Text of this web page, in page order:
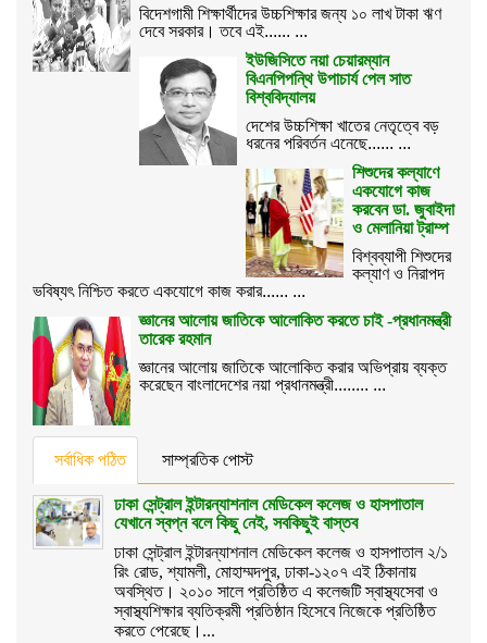
বিদেশগামী শিক্ষার্থীদের উচ্চশিক্ষার জন্য ১০ লাখ টাকা ঋণ
দেবে সরকার। তবে এই...... ...
ইউজিসিতে নয়া চেয়ারম্যান
বিএনপিপন্থি উপাচার্য পেল সাত
বিশ্ববিদ্যালয়
দেশের উচ্চশিক্ষা খাতের নেতৃত্বে বড়
ধরনের পরিবর্তন এনেছে...... ...
শিশুদের কল্যাণে
একযোগে কাজ
করবেন ডা. জুবাইদা
ও মেলানিয়া ট্রাম্প
বিশ্বব্যাপী শিশুদের
কল্যাণ ও নিরাপদ
ভবিষ্যৎ নিশ্চিত করতে একযোগে কাজ করার...... ...
জ্ঞানের আলোয় জাতিকে আলোকিত করতে চাই -প্রধানমন্ত্রী
তারেক রহমান
জ্ঞানের আলোয় জাতিকে আলোকিত করার অভিপ্রায় ব্যক্ত
করেছেন বাংলাদেশের নয়া প্রধানমন্ত্রী........ ...
সর্বাধিক পঠিত সাম্প্রতিক পোস্ট
ঢাকা সেন্ট্রাল ইন্টারন্যাশনাল মেডিকেল কলেজ ও হাসপাতাল
যেখানে স্বপ্ন বলে কিছু নেই, সবকিছুই বাস্তব
ঢাকা সেন্ট্রাল ইন্টারন্যাশনাল মেডিকেল কলেজ ও হাসপাতাল ২/১
রিং রোড, শ্যামলী, মোহাম্মদপুর, ঢাকা-১২০৭ এই ঠিকানায়
অবস্থিত। ২০১০ সালে প্রতিষ্ঠিত এ কলেজটি স্বাস্থ্যসেবা ও
স্বাস্থ্যশিক্ষার ব্যতিক্রমী প্রতিষ্ঠান হিসেবে নিজেকে প্রতিষ্ঠিত
করতে পেরেছে।...